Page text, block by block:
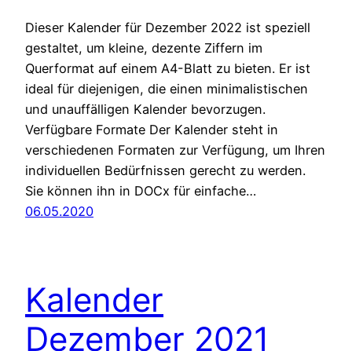
Dieser Kalender für Dezember 2022 ist speziell
gestaltet, um kleine, dezente Ziffern im
Querformat auf einem A4-Blatt zu bieten. Er ist
ideal für diejenigen, die einen minimalistischen
und unauffälligen Kalender bevorzugen.
Verfügbare Formate Der Kalender steht in
verschiedenen Formaten zur Verfügung, um Ihren
individuellen Bedürfnissen gerecht zu werden.
Sie können ihn in DOCx für einfache…
06.05.2020
Kalender
Dezember 2021